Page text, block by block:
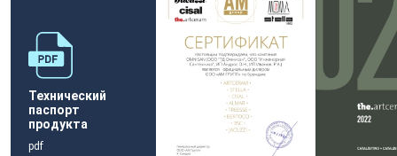
Технический
паспорт
продукта
pdf